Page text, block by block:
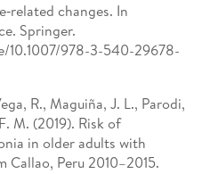
changes. In
Springer.
10.1007/978-3-540-29678-
R., Maguiña, J. L., Parodi,
M. (2019). Risk of
in older adults with
Peru 2010–2015.